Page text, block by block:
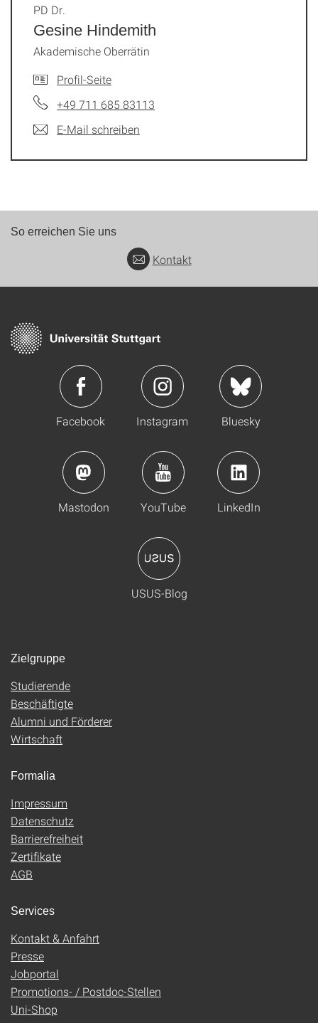
Gesine Hindemith
PD Dr.
Akademische Oberrätin
Profil-Seite
+49 711 685 83113
E-Mail schreiben
So erreichen Sie uns
Kontakt
Facebook Instagram Bluesky
Mastodon YouTube LinkedIn
USUS-Blog
Zielgruppe
Studierende
Beschäftigte
Alumni und Förderer
Wirtschaft
Formalia
Impressum
Datenschutz
Barrierefreiheit
Zertifikate
AGB
Services
Kontakt & Anfahrt
Presse
Jobportal
Promotions- / Postdoc-Stellen
Uni-Shop